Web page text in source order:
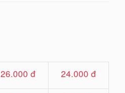
26.000 đ 24.000 đ